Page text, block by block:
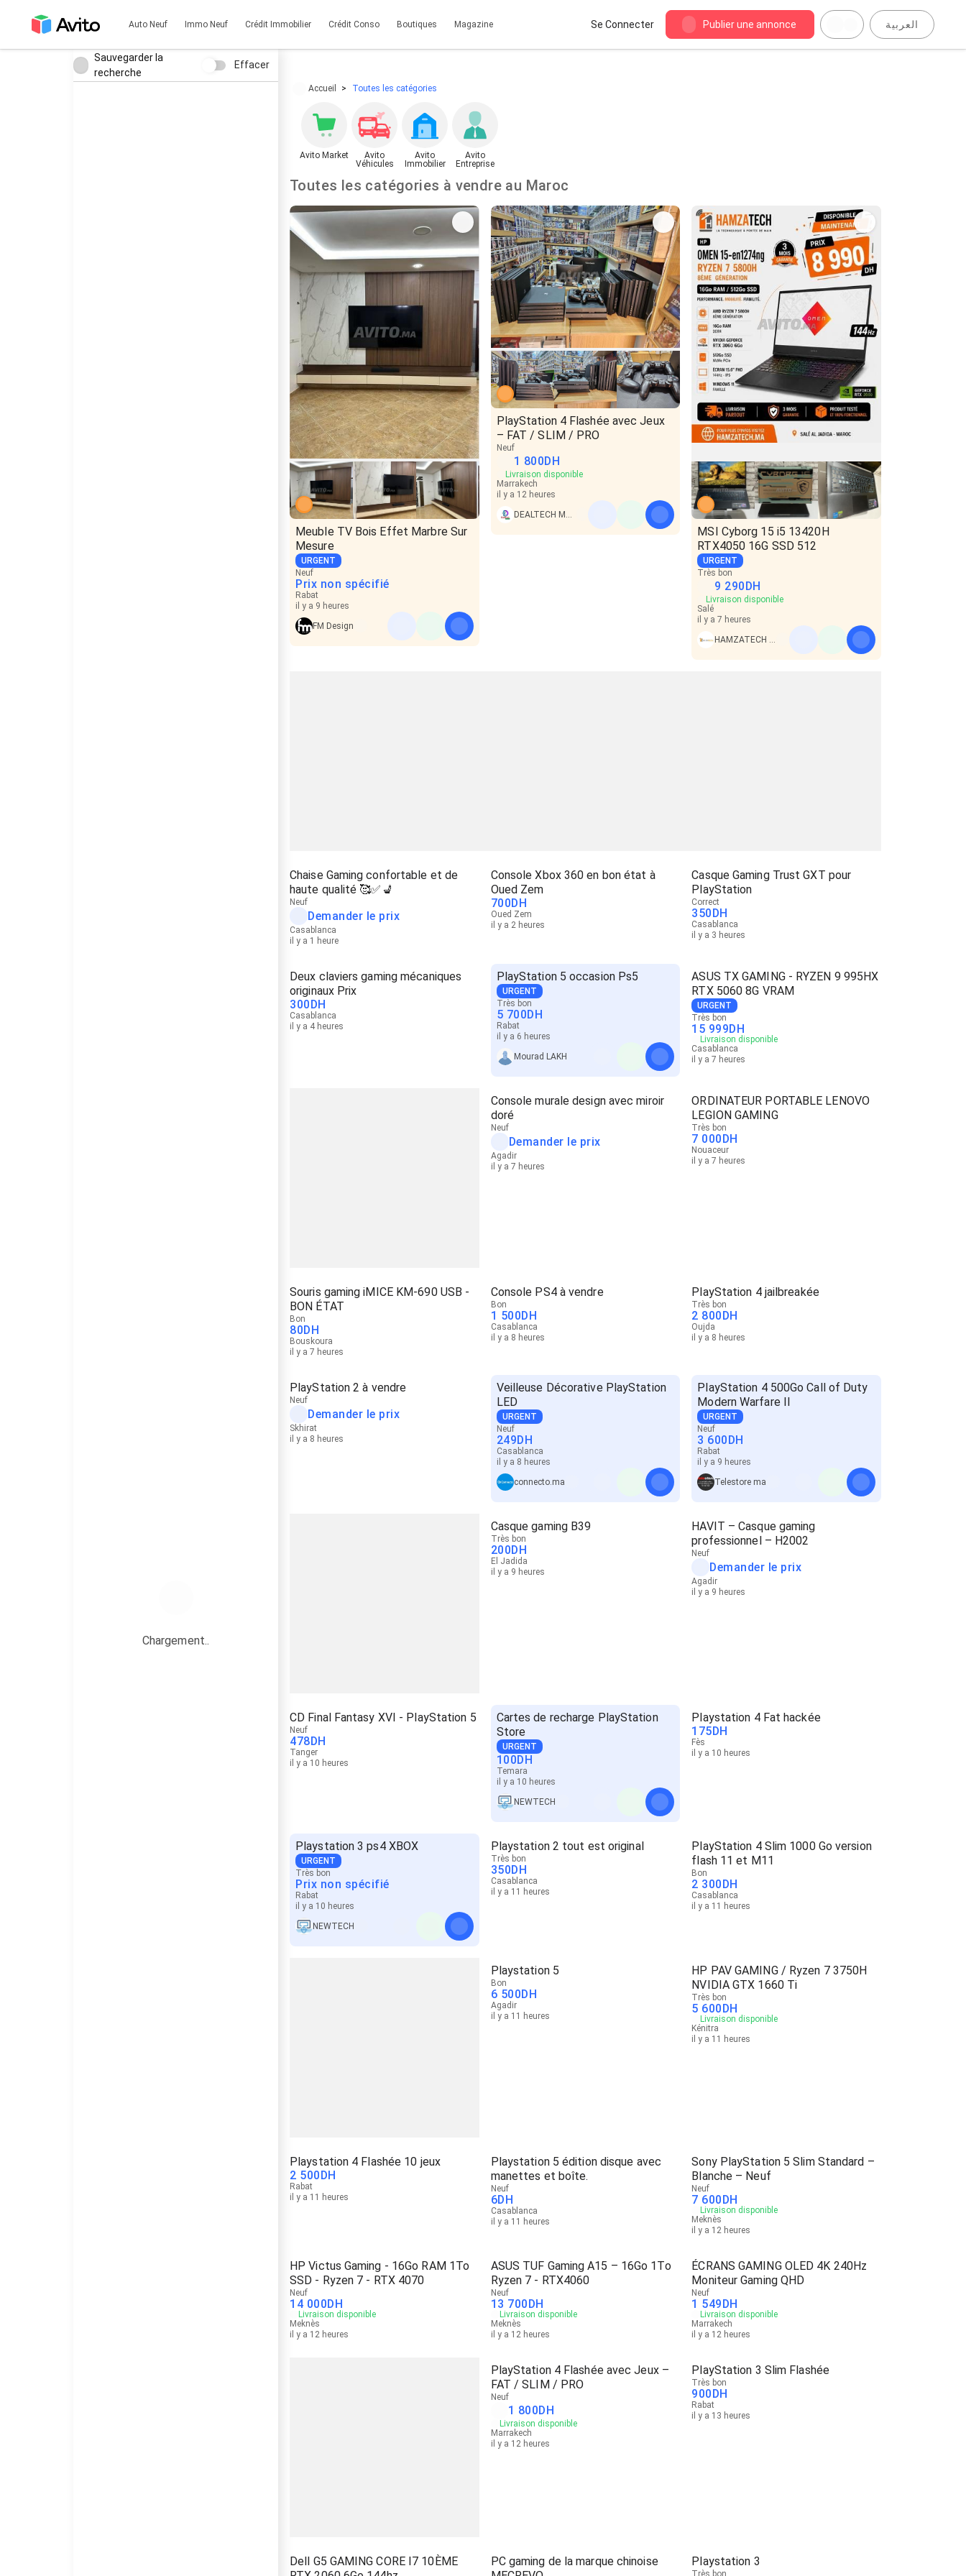
Auto Neuf Immo Neuf Crédit Immobilier Crédit Conso Boutiques Magazine Se Connecter Publier une annonce العربية
Sauvegarder la
recherche
Effacer
Chargement..
Accueil Toutes les catégories
Avito Market
Avito
Véhicules
Avito
Immobilier
Avito
Entreprise
Toutes les catégories à vendre au Maroc
Meuble TV Bois Effet Marbre Sur
Mesure
URGENT
Neuf
Prix non spécifié
Rabat
il y a 9 heures
FM Design
PlayStation 4 Flashée avec Jeux
– FAT / SLIM / PRO
Neuf
1 800 DH
Livraison disponible
Marrakech
il y a 12 heures
MSI Cyborg 15 i5 13420H
RTX4050 16G SSD 512
URGENT
Très bon
9 290DH
Livraison disponible
Salé
il y a 7 heures
Chaise Gaming confortable et de
haute qualité 🥰✅️💺
Neuf
Demander le prix
Casablanca
il y a 1 heure
Console Xbox 360 en bon état à
Oued Zem
700DH
Oued Zem
il y a 2 heures
Casque Gaming Trust GXT pour
PlayStation
Correct
350DH
Casablanca
il y a 3 heures
Deux claviers gaming mécaniques
originaux Prix
300DH
Casablanca
il y a 4 heures
PlayStation 5 occasion Ps5
URGENT
Très bon
5 700DH
Rabat
il y a 6 heures
Mourad LAKH
ASUS TX GAMING - RYZEN 9 995HX
RTX 5060 8G VRAM
URGENT
Très bon
15 999DH
Livraison disponible
Casablanca
il y a 7 heures
Console murale design avec miroir
doré
Neuf
Demander le prix
Agadir
il y a 7 heures
ORDINATEUR PORTABLE LENOVO
LEGION GAMING
Très bon
7 000DH
Nouaceur
il y a 7 heures
Souris gaming iMICE KM-690 USB -
BON ÉTAT
Bon
80DH
Bouskoura
il y a 7 heures
Console PS4 à vendre
Bon
1 500DH
Casablanca
il y a 8 heures
PlayStation 4 jailbreakée
Très bon
2 800DH
Oujda
il y a 8 heures
PlayStation 2 à vendre
Neuf
Demander le prix
Skhirat
il y a 8 heures
Veilleuse Décorative PlayStation
LED
URGENT
Neuf
249DH
Casablanca
il y a 8 heures
connecto.ma
PlayStation 4 500Go Call of Duty
Modern Warfare II
URGENT
Neuf
3 600DH
Rabat
il y a 9 heures
Telestore ma
Casque gaming B39
Très bon
200DH
El Jadida
il y a 9 heures
HAVIT – Casque gaming
professionnel – H2002
Neuf
Demander le prix
Agadir
il y a 9 heures
CD Final Fantasy XVI - PlayStation 5
Neuf
478DH
Tanger
il y a 10 heures
Cartes de recharge PlayStation
Store
URGENT
100DH
Temara
il y a 10 heures
NEWTECH
Playstation 4 Fat hackée
175DH
Fès
il y a 10 heures
Playstation 3 ps4 XBOX
URGENT
Très bon
Prix non spécifié
Rabat
il y a 10 heures
NEWTECH
Playstation 2 tout est original
Très bon
350DH
Casablanca
il y a 11 heures
PlayStation 4 Slim 1000 Go version
flash 11 et M11
Bon
2 300DH
Casablanca
il y a 11 heures
Playstation 5
Bon
6 500DH
Agadir
il y a 11 heures
HP PAV GAMING / Ryzen 7 3750H
NVIDIA GTX 1660 Ti
Très bon
5 600DH
Livraison disponible
Kénitra
il y a 11 heures
Playstation 4 Flashée 10 jeux
2 500DH
Rabat
il y a 11 heures
Playstation 5 édition disque avec
manettes et boîte.
Neuf
6DH
Casablanca
il y a 11 heures
Sony PlayStation 5 Slim Standard –
Blanche – Neuf
Neuf
7 600DH
Livraison disponible
Meknès
il y a 12 heures
HP Victus Gaming - 16Go RAM 1To
SSD - Ryzen 7 - RTX 4070
Neuf
14 000DH
Livraison disponible
Meknès
il y a 12 heures
ASUS TUF Gaming A15 – 16Go 1To
Ryzen 7 - RTX4060
Neuf
13 700DH
Livraison disponible
Meknès
il y a 12 heures
ÉCRANS GAMING OLED 4K 240Hz
Moniteur Gaming QHD
Neuf
1 549DH
Livraison disponible
Marrakech
il y a 12 heures
PlayStation 4 Flashée avec Jeux –
FAT / SLIM / PRO
Neuf
1 800DH
Livraison disponible
Marrakech
il y a 12 heures
PlayStation 3 Slim Flashée
Très bon
900DH
Rabat
il y a 13 heures
Dell G5 GAMING CORE I7 10ÈME
PC gaming de la marque chinoise
Playstation 3
Très bon